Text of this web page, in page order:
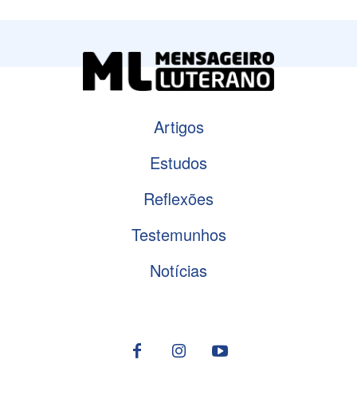
Artigos
Estudos
Reflexões
Testemunhos
Notícias